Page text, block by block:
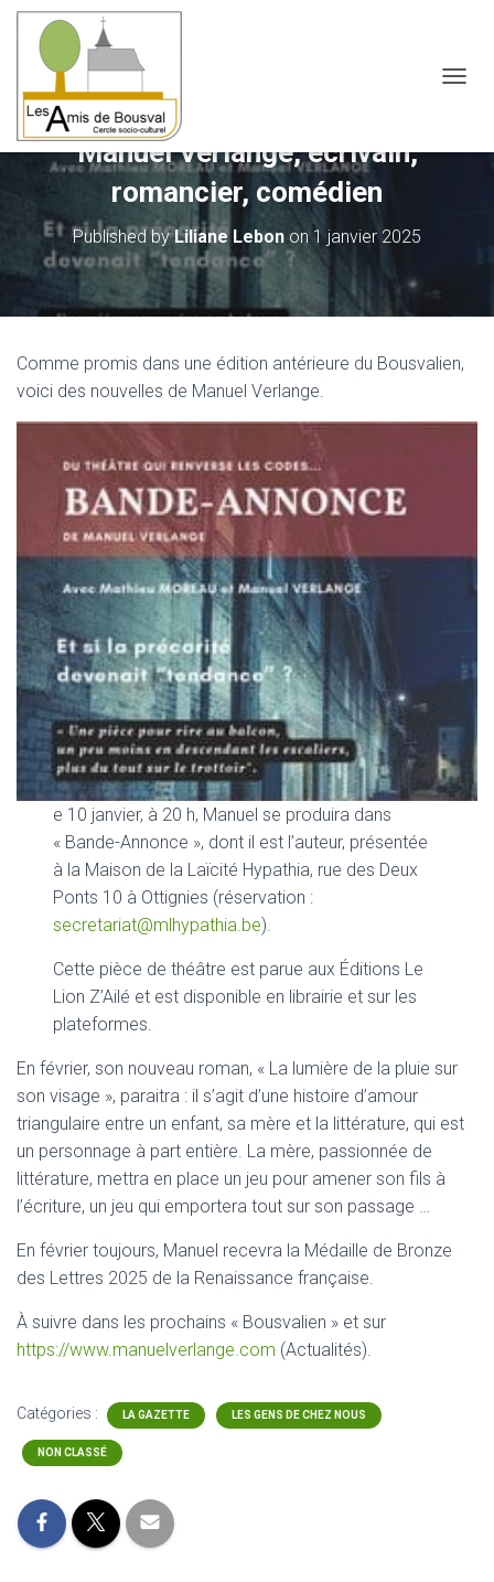
Manuel Verlange, écrivain,
romancier, comédien
Published byLiliane Lebon on1 janvier 2025
Comme promis dans une édition antérieure du Bousvalien,
voici des nouvelles de Manuel Verlange.
e 10 janvier, à 20 h, Manuel se produira dans
« Bande-Annonce », dont il est l’auteur, présentée
à la Maison de la Laïcité Hypathia, rue des Deux
Ponts 10 à Ottignies (réservation :
secretariat@mlhypathia.be).
Cette pièce de théâtre est parue aux Éditions Le
Lion Z’Ailé et est disponible en librairie et sur les
plateformes.
En février, son nouveau roman, « La lumière de la pluie sur
son visage », paraitra : il s’agit d’une histoire d’amour
triangulaire entre un enfant, sa mère et la littérature, qui est
un personnage à part entière. La mère, passionnée de
littérature, mettra en place un jeu pour amener son fils à
l’écriture, un jeu qui emportera tout sur son passage …
En février toujours, Manuel recevra la Médaille de Bronze
des Lettres 2025 de la Renaissance française.
À suivre dans les prochains « Bousvalien » et sur
https://www.manuelverlange.com (Actualités).
Catégories : LA GAZETTE LES GENS DE CHEZ NOUS
NON CLASSÉ